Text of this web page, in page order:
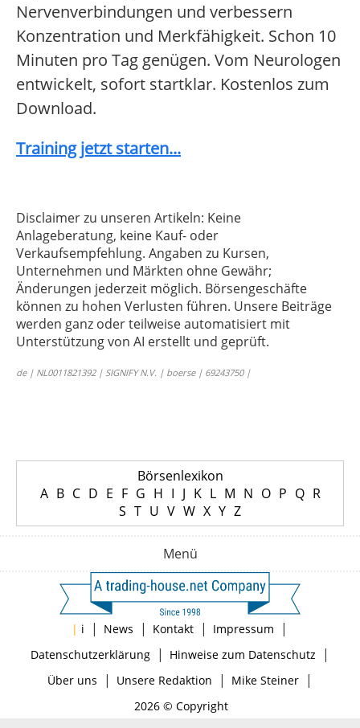
Nervenverbindungen und verbessern
Konzentration und Merkfähigkeit. Schon 10
Minuten pro Tag genügen. Vom Neurologen
entwickelt, sofort startklar. Kostenlos zum
Download.
Training jetzt starten...
Disclaimer zu unseren Artikeln: Keine
Anlageberatung, keine Kauf- oder
Verkaufsempfehlung. Angaben zu Kursen,
Unternehmen und Märkten ohne Gewähr;
Änderungen jederzeit möglich. Börsengeschäfte
können zu hohen Verlusten führen. Unsere Beiträge
werden ganz oder teilweise automatisiert mit
Unterstützung von AI erstellt und geprüft.
de | NL0011821392 | SIGNIFY N.V. | boerse | 69243750 |
Börsenlexikon
A B C D E F G H I J K L M N O P Q R
S T U V W X Y Z
Menü
| i | News | Kontakt | Impressum |
Datenschutzerklärung| Hinweise zum Datenschutz |
Über uns | Unsere Redaktion | Mike Steiner|
2026 © Copyright